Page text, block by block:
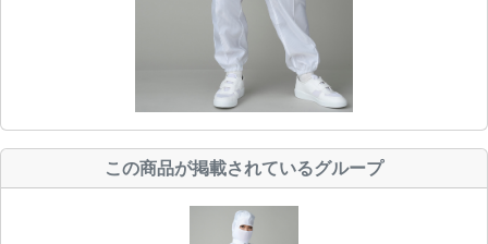
この商品が掲載されているグループ